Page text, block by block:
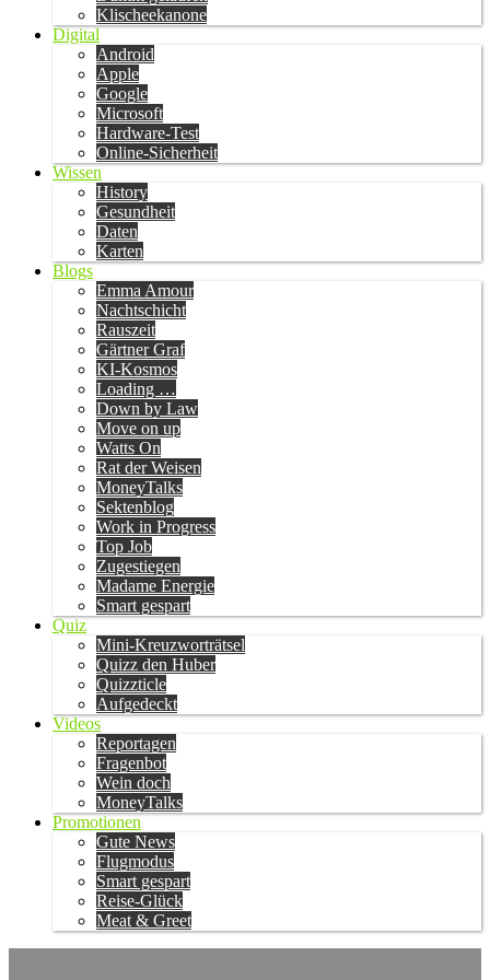
Klischeekanone
Digital
Android
Apple
Google
Microsoft
Hardware-Test
Online-Sicherheit
Wissen
History
Gesundheit
Daten
Karten
Blogs
Emma Amour
Nachtschicht
Rauszeit
Gärtner Graf
KI-Kosmos
Loading …
Down by Law
Move on up
Watts On
Rat der Weisen
MoneyTalks
Sektenblog
Work in Progress
Top Job
Zugestiegen
Madame Energie
Smart gespart
Quiz
Mini-Kreuzworträtsel
Quizz den Huber
Quizzticle
Aufgedeckt
Videos
Reportagen
Fragenbot
Wein doch
MoneyTalks
Promotionen
Gute News
Flugmodus
Smart gespart
Reise-Glück
Meat & Greet